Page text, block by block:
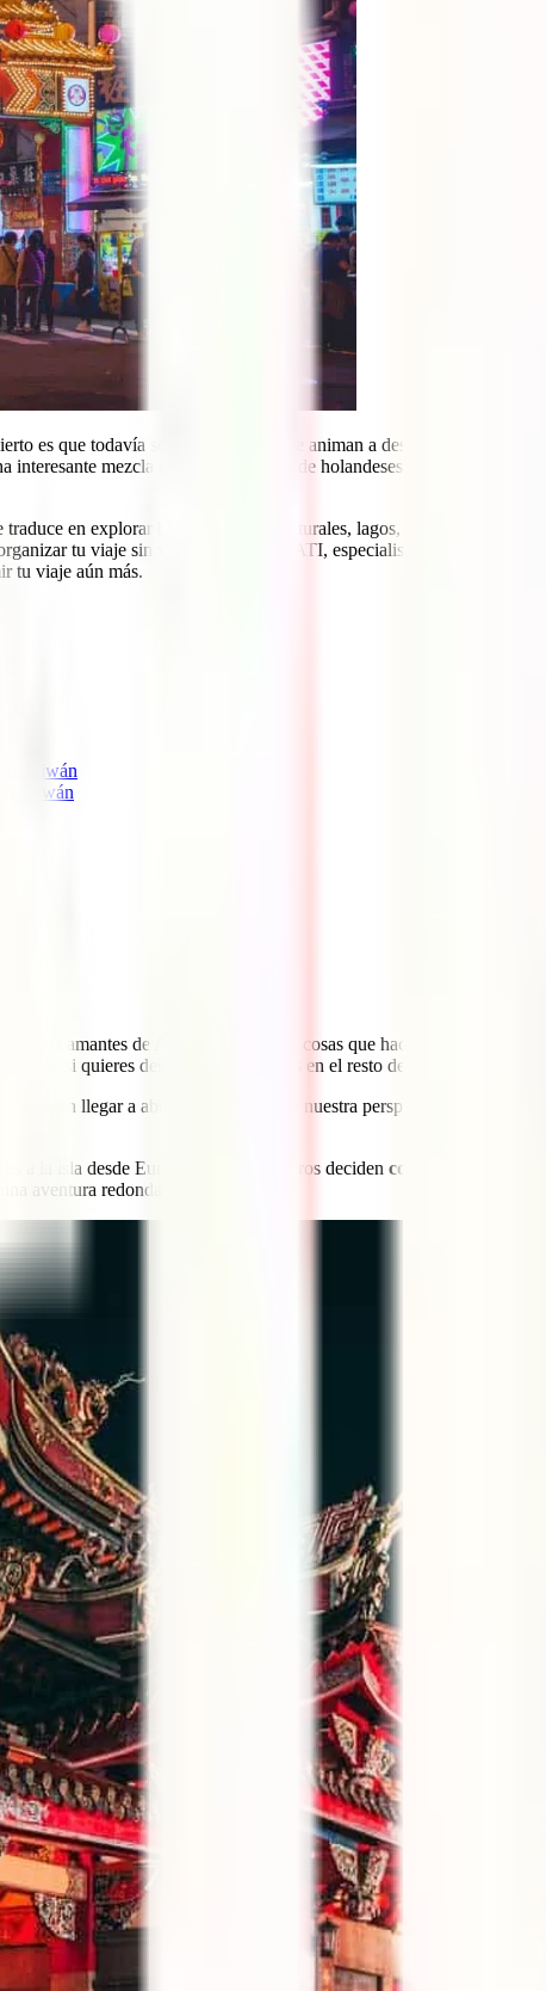
es que todavía son pocos los que se animan a descubrir esta isla a
mezcla resultado del paso de holandeses, españoles,
traduce en explorar bonitos parques naturales, lagos, aldeas
tu viaje sin volverte loco, en IATI, especialistas en
seguros de
tu viaje aún más.
Taiwán
Taiwán
los amantes de Asia, hay bastantes cosas que hacer en Taiwán.
que, si quieres descubrir más lugares en el resto del país,
una cifra
sin llegar a aburrirte, pero, desde nuestra perspectiva, dos
a la isla desde Europa, muchos viajeros deciden combinar su viaje
aventura redonda.